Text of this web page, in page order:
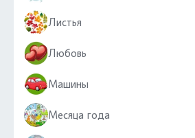
Листья
Любовь
Машины
Месяца года